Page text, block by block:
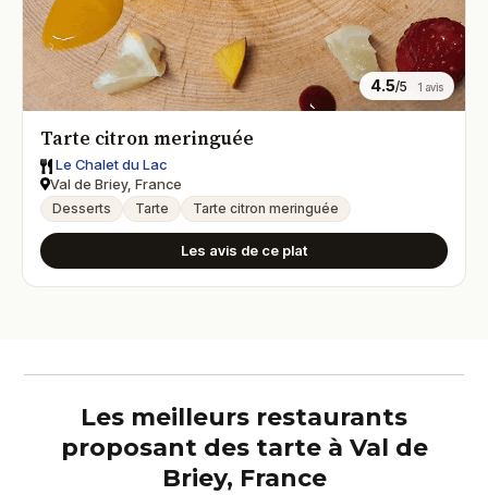
4.5/5 1 avis
Tarte citron meringuée
Le Chalet du Lac
Val de Briey, France
Desserts Tarte Tarte citron meringuée
Les avis de ce plat
Les meilleurs restaurants
proposant des tarte à Val de
Briey, France